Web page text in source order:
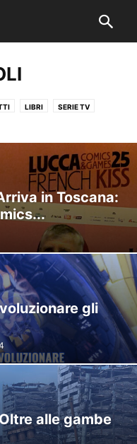
LIBRI SERIE TV
in Toscana:
gli
alle gambe